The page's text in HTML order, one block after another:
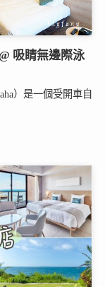
吸睛無邊際泳
）是一個受開車自